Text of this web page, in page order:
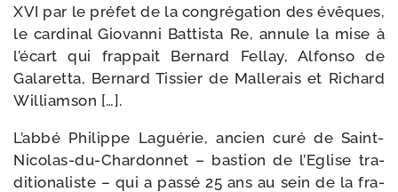
XVI par le pré­fet de la congré­ga­tion des évêques,
le car­di­nal Giovanni Battista Re, annule la mise à
l’é­cart qui frap­pait Bernard Fellay, Alfonso de
Galaretta, Bernard Tissier de Mallerais et Richard
Williamson […].
L’abbé Philippe Laguérie, ancien curé de Saint-​
Nicolas-​du-​Chardonnet – bas­tion de l’Eglise tra­
di­tio­na­liste – qui a pas­sé 25 ans au sein de la fra­